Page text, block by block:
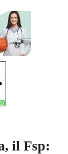
il Fsp: